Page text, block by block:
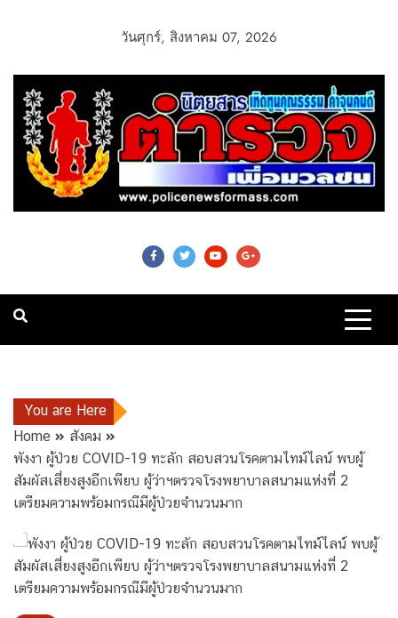
วันศุกร์, สิงหาคม 07, 2026
Police News For
Mass
You are Here
Home
สังคม
พังงา ผู้ป่วย COVID-19 ทะลัก สอบสวนโรคตามไทม์ไลน์ พบผู้
สัมผัสเสี่ยงสูงอีกเพียบ ผู้ว่าฯตรวจโรงพยาบาลสนามแห่งที่ 2
เตรียมความพร้อมกรณีมีผู้ป่วยจำนวนมาก